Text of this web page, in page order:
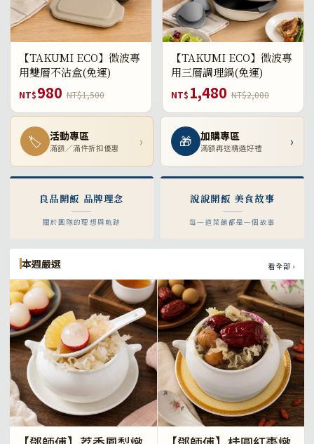
【TAKUMI ECO】微波專
用雙層不沾盒(免運)
NT$980 NT$1,500
【TAKUMI ECO】微波專
用三層調理鍋(免運)
NT$ 1,480 NT$2,000
🏷 活動專區
滿額／滿件折扣優惠 › 🎁 加購專區
滿額再送精選好禮 ›
良品開飯 品牌理念
關於團隊的理想與軌跡
說說開飯 美食故事
每一道菜餚都是一個故事
本週嚴選 看全部 ›